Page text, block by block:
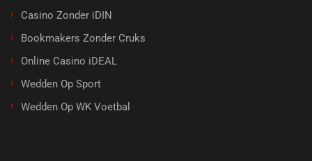
Casino Zonder iDIN
Bookmakers Zonder Cruks
Online Casino iDEAL
Wedden Op Sport
Wedden Op WK Voetbal